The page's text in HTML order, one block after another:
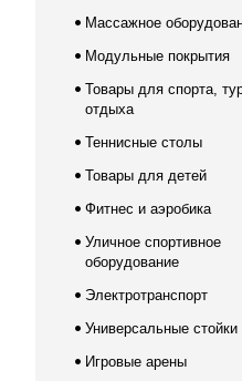
Массажное
Модульные покрытия
Товары для спорта,
отдыха
Теннисные столы
Товары для детей
Фитнес и аэробика
Уличное спортивное
оборудование
Электротранспорт
Универсальные стойки
Игровые арены